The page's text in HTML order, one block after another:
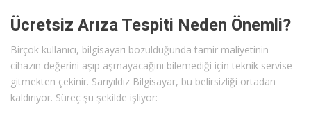
Ücretsiz Arıza Tespiti Neden Önemli?
Birçok kullanıcı, bilgisayarı bozulduğunda tamir maliyetinin
cihazın değerini aşıp aşmayacağını bilemediği için teknik servise
gitmekten çekinir. Sarıyıldız Bilgisayar, bu belirsizliği ortadan
kaldırıyor. Süreç şu şekilde işliyor: